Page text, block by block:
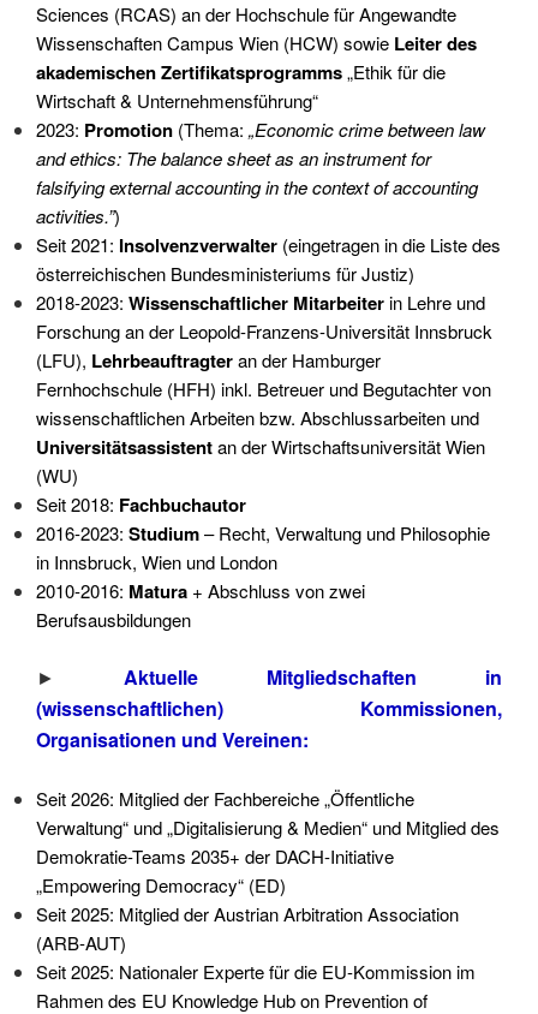
Sciences (RCAS) an der Hochschule für Angewandte
Wissenschaften Campus Wien (HCW) sowie Leiter des
akademischen Zertifikatsprogramms„Ethik für die
Wirtschaft & Unternehmensführung“
2023: Promotion (Thema: „Economic crime between law
and ethics: The balance sheet as an instrument for
falsifying external accounting in the context of accounting
activities.”)
Seit 2021: Insolvenzverwalter (eingetragen in die Liste des
österreichischen Bundesministeriums für Justiz)
2018-2023: Wissenschaftlicher Mitarbeiterin Lehre und
Forschung an der Leopold-Franzens-Universität Innsbruck
(LFU), Lehrbeauftragteran der Hamburger
Fernhochschule (HFH) inkl. Betreuer und Begutachter von
wissenschaftlichen Arbeiten bzw. Abschlussarbeiten und
Universitätsassistentan der Wirtschaftsuniversität Wien
(WU)
Seit 2018: Fachbuchautor
2016-2023: Studium– Recht, Verwaltung und Philosophie
in Innsbruck, Wien und London
2010-2016: Matura + Abschluss von zwei
Berufsausbildungen
► Aktuelle Mitgliedschaften in
(wissenschaftlichen) Kommissionen,
Organisationen und Vereinen:
Seit 2026: Mitglied der Fachbereiche „Öffentliche
Verwaltung“ und „Digitalisierung & Medien“ und Mitglied des
Demokratie-Teams 2035+ der DACH-Initiative
„Empowering Democracy“ (ED)
Seit 2025: Mitglied der Austrian Arbitration Association
(ARB-AUT)
Seit 2025: Nationaler Experte für die EU-Kommission im
Rahmen des EU Knowledge Hub on Prevention of